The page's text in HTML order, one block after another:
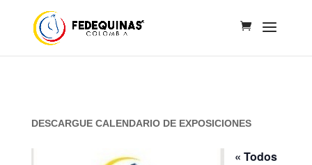
DESCARGUE CALENDARIO DE EXPOSICIONES
« Todos